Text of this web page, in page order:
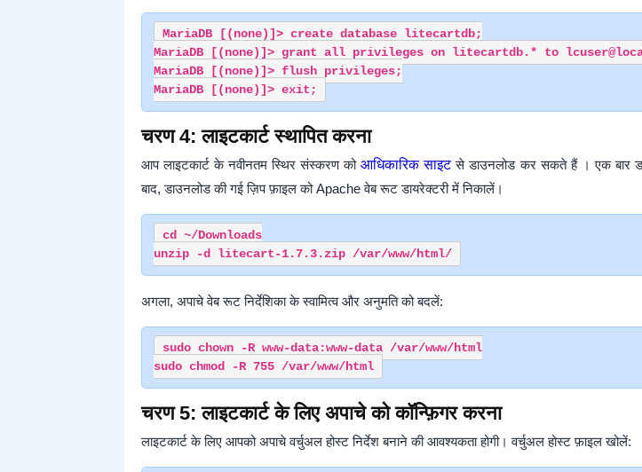
MariaDB [(none)]> create database litecartdb;
MariaDB [(none)]> grant all privileges on litecartdb.* to
MariaDB [(none)]> flush privileges;
चरण 4: लाइटकार्ट स्थापित करना
आप लाइटकार्ट के नवीनतम स्थिर संस्करण कोआधिकारिक साइटसे डाउनलोड कर सकते हैं । एक बार
बाद, डाउनलोड की गई ज़िप फ़ाइल को Apache वेब रूट डायरेक्टरी में निकालें।
cd ~/Downloads
unzip -d litecart-1.7.3.zip /var/www/html/
अगला, अपाचे वेब रूट निर्देशिका के स्वामित्व और अनुमति को बदलें:
sudo chown -R www-data:www-data /var/www/html
sudo chmod -R 755 /var/www/html
चरण 5: लाइटकार्ट के लिए अपाचे को कॉन्फ़िगर करना
लाइटकार्ट के लिए आपको अपाचे वर्चुअल होस्ट निर्देश बनाने की आवश्यकता होगी। वर्चुअल होस्ट फ़ाइल खोलें: